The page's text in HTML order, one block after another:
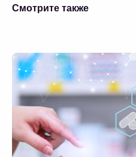
Смотрите также